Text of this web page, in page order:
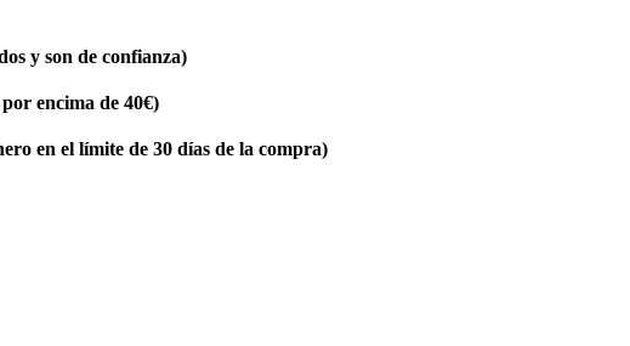
y son de confianza)
encima de 40€)
en el límite de 30 días de la compra)